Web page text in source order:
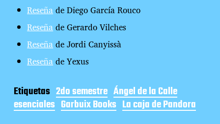
Reseñade Diego García Rouco
Reseñade Gerardo Vilches
Reseñade Jordi Canyissà
Reseñade Yexus
Etiquetas 2do semestre Ángel de la Calle
esenciales Garbuix Books La caja de Pandora